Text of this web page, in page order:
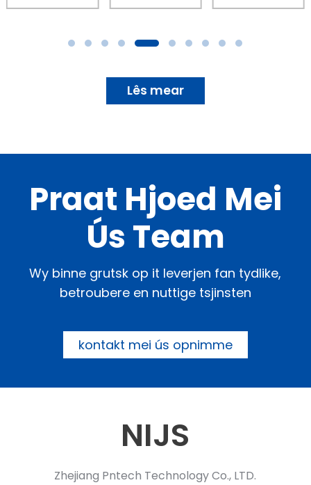
Lês mear
Praat Hjoed Mei
Ús Team
Wy binne grutsk op it leverjen fan tydlike,
betroubere en nuttige tsjinsten
kontakt mei ús opnimme
NIJS
Zhejiang Pntech Technology Co., LTD.